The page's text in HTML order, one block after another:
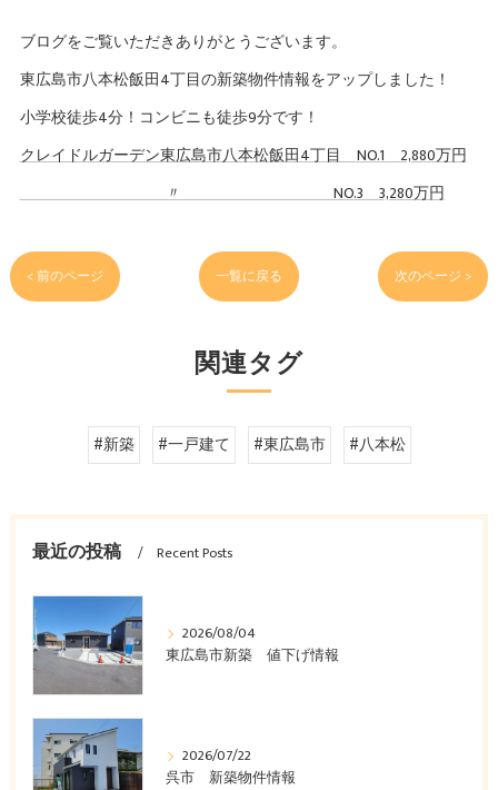
ブログをご覧いただきありがとうございます。
東広島市八本松飯田4丁目の新築物件情報をアップしました！
小学校徒歩4分！コンビニも徒歩9分です！
クレイドルガーデン東広島市八本松飯田4丁目 NO.1 2,880万円
〃 NO.3 3,280万円
< 前のページ 一覧に戻る 次のページ >
関連タグ
#新築 #一戸建て #東広島市 #八本松
最近の投稿 Recent Posts
2026/08/04
東広島市新築 値下げ情報
2026/07/22
呉市 新築物件情報